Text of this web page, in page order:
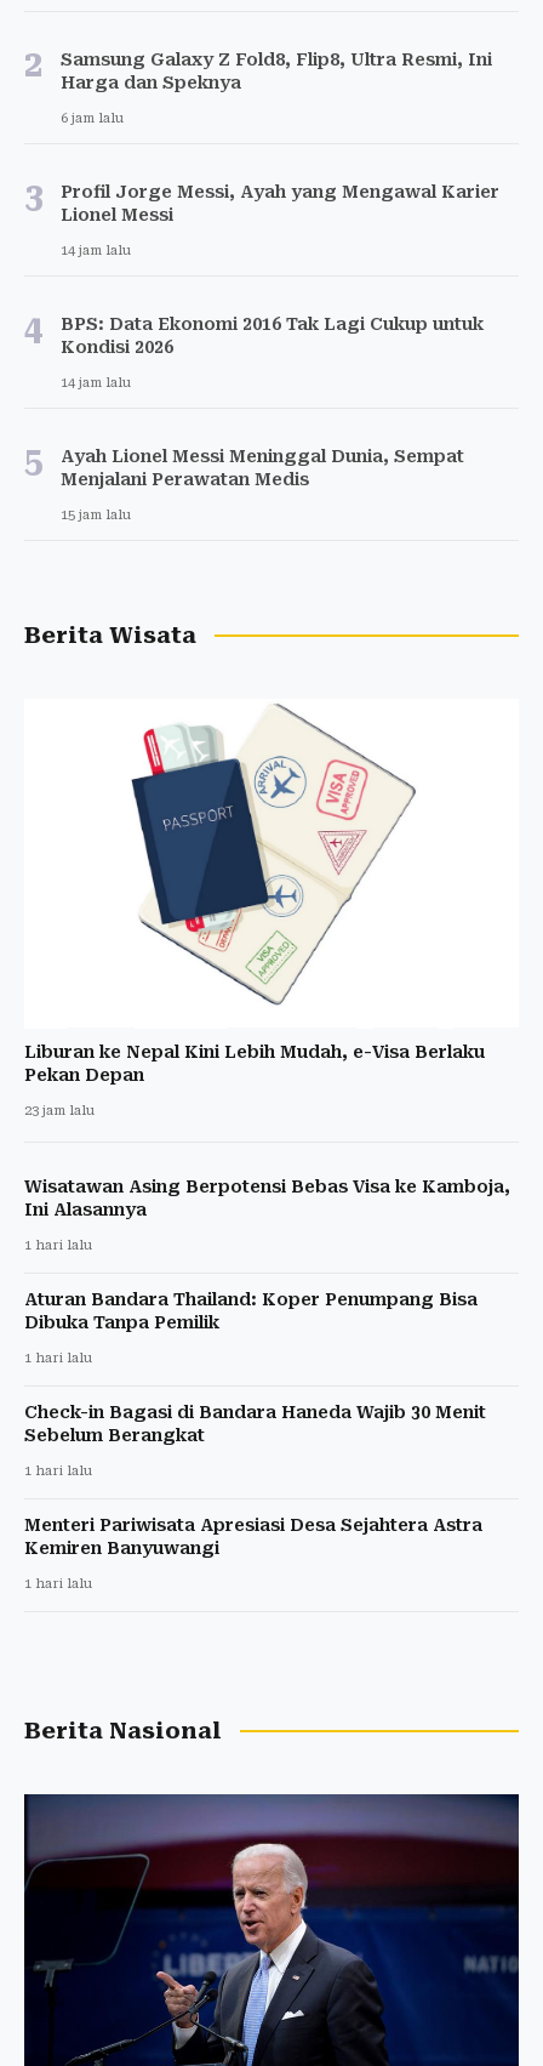
2
Samsung Galaxy Z Fold8, Flip8, Ultra Resmi, Ini
Harga dan Speknya
6 jam lalu
3
Profil Jorge Messi, Ayah yang Mengawal Karier
Lionel Messi
14 jam lalu
4
BPS: Data Ekonomi 2016 Tak Lagi Cukup untuk
Kondisi 2026
14 jam lalu
5
Ayah Lionel Messi Meninggal Dunia, Sempat
Menjalani Perawatan Medis
15 jam lalu
Berita Wisata
Liburan ke Nepal Kini Lebih Mudah, e-Visa Berlaku
Pekan Depan
23 jam lalu
Wisatawan Asing Berpotensi Bebas Visa ke Kamboja,
Ini Alasannya
1 hari lalu
Aturan Bandara Thailand: Koper Penumpang Bisa
Dibuka Tanpa Pemilik
1 hari lalu
Check-in Bagasi di Bandara Haneda Wajib 30 Menit
Sebelum Berangkat
1 hari lalu
Menteri Pariwisata Apresiasi Desa Sejahtera Astra
Kemiren Banyuwangi
1 hari lalu
Berita Nasional